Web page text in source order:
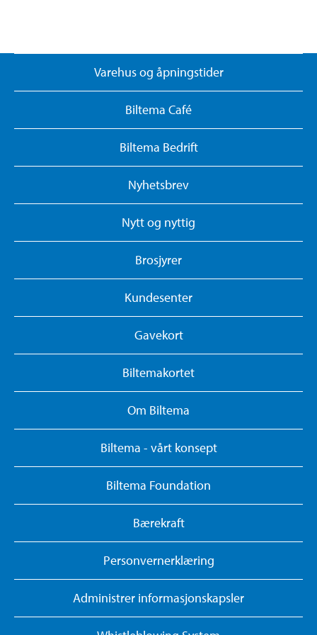
Varehus og åpningstider
Biltema Café
Biltema Bedrift
Nyhetsbrev
Nytt og nyttig
Brosjyrer
Kundesenter
Gavekort
Biltemakortet
Om Biltema
Biltema - vårt konsept
Biltema Foundation
Bærekraft
Personvernerklæring
Administrer informasjonskapsler